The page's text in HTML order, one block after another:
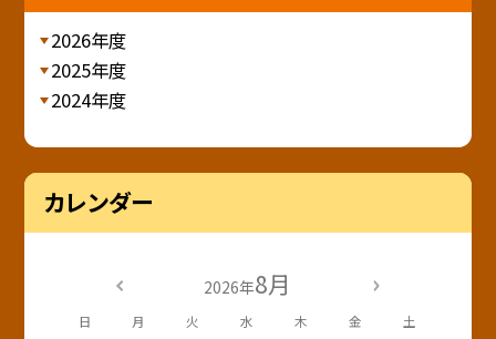
2026年度
2025年度
2024年度
カレンダー
2026年8月
日 月 火 水 木 金 土